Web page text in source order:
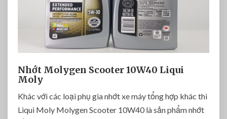
Nhớt Molygen Scooter 10W40 Liqui
Moly
Khác với các loại phụ gia nhớt xe máy tổng hợp khác thì
Liqui Moly Molygen Scooter 10W40 là sản phẩm nhớt